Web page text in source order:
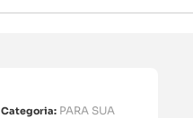
Categoria: PARA SUA